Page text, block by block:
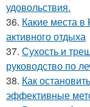
удовольствия.
36. Какие места в
активного отдыха
37. Сухость и
руководство по
38. Как
эффективные